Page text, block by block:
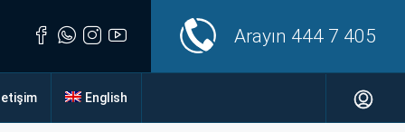
Arayın 444 7 405
English